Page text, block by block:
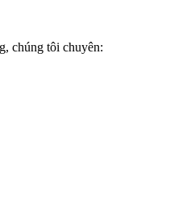
chúng tôi chuyên: